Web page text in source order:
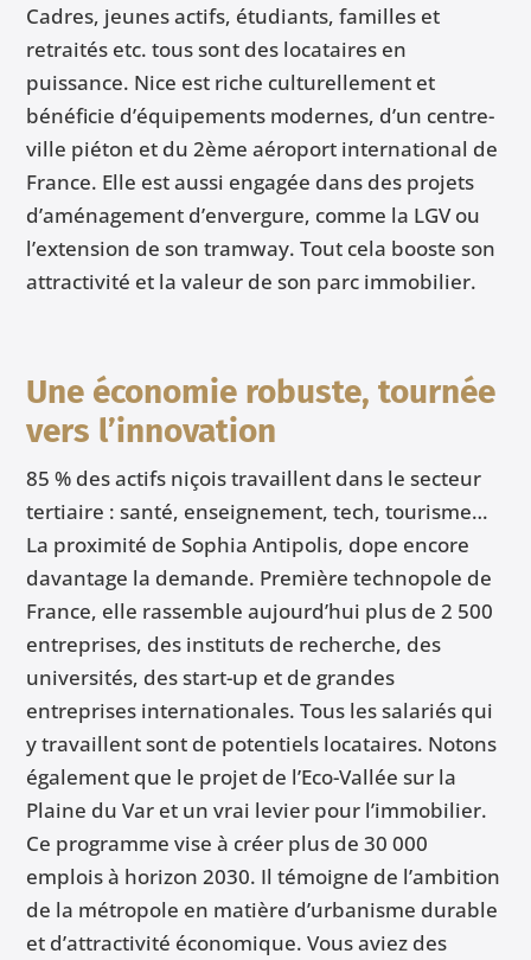
Cadres, jeunes actifs, étudiants, familles et
retraités etc. tous sont des locataires en
puissance. Nice est riche culturellement et
bénéficie d’équipements modernes, d’un centre-
ville piéton et du 2ème aéroport international de
France. Elle est aussi engagée dans des projets
d’aménagement d’envergure, comme la LGV ou
l’extension de son tramway. Tout cela booste son
attractivité et la valeur de son parc immobilier.
Une économie robuste, tournée
vers l’innovation
85 % des actifs niçois travaillent dans le secteur
tertiaire : santé, enseignement, tech, tourisme…
La proximité de Sophia Antipolis, dope encore
davantage la demande. Première technopole de
France, elle rassemble aujourd’hui plus de 2 500
entreprises, des instituts de recherche, des
universités, des start-up et de grandes
entreprises internationales. Tous les salariés qui
y travaillent sont de potentiels locataires. Notons
également que le projet de l’Eco-Vallée sur la
Plaine du Var et un vrai levier pour l’immobilier.
Ce programme vise à créer plus de 30 000
emplois à horizon 2030. Il témoigne de l’ambition
de la métropole en matière d’urbanisme durable
et d’attractivité économique. Vous aviez des